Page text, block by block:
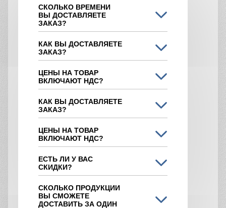
СКОЛЬКО ВРЕМЕНИ
ВЫ ДОСТАВЛЯЕТЕ
ЗАКАЗ?
КАК ВЫ ДОСТАВЛЯЕТЕ
ЗАКАЗ?
ЦЕНЫ НА ТОВАР
ВКЛЮЧАЮТ НДС?
КАК ВЫ ДОСТАВЛЯЕТЕ
ЗАКАЗ?
ЦЕНЫ НА ТОВАР
ВКЛЮЧАЮТ НДС?
ЕСТЬ ЛИ У ВАС
СКИДКИ?
СКОЛЬКО ПРОДУКЦИИ
ВЫ СМОЖЕТЕ
ДОСТАВИТЬ ЗА ОДИН